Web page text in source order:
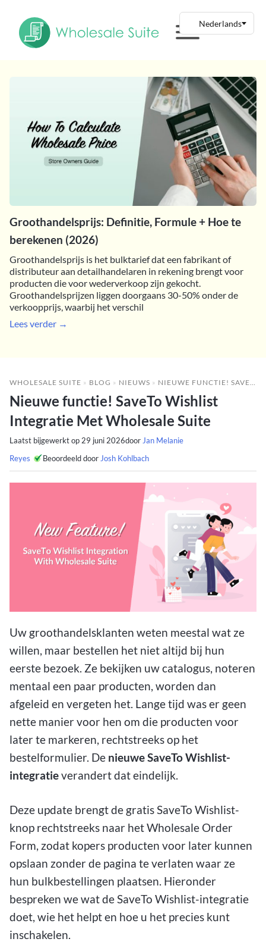
Groothandelsprijs: Definitie, Formule + Hoe te
berekenen (2026)
Groothandelsprijs is het bulktarief dat een fabrikant of
distributeur aan detailhandelaren in rekening brengt voor
producten die voor wederverkoop zijn gekocht.
Groothandelsprijzen liggen doorgaans 30-50% onder de
verkoopprijs, waarbij het verschil
Lees verder →
WHOLESALE SUITE » BLOG » NIEUWS » NIEUWE FUNCTIE! SAVETO WISHLIST INTEGRATIE MET WHOLESALE SUITE
Nieuwe functie! SaveTo Wishlist
Integratie Met Wholesale Suite
Laatst bijgewerkt op 29 juni 2026door Jan Melanie
Reyes
Beoordeeld door Josh Kohlbach
Uw groothandelsklanten weten meestal wat ze
willen, maar bestellen het niet altijd bij hun
eerste bezoek. Ze bekijken uw catalogus, noteren
mentaal een paar producten, worden dan
afgeleid en vergeten het. Lange tijd was er geen
nette manier voor hen om die producten voor
later te markeren, rechtstreeks op het
bestelformulier. De nieuwe SaveTo Wishlist-
integratieverandert dat eindelijk.
Deze update brengt de gratis SaveTo Wishlist-
knop rechtstreeks naar het Wholesale Order
Form, zodat kopers producten voor later kunnen
opslaan zonder de pagina te verlaten waar ze
hun bulkbestellingen plaatsen. Hieronder
bespreken we wat de SaveTo Wishlist-integratie
doet, wie het helpt en hoe u het precies kunt
inschakelen.